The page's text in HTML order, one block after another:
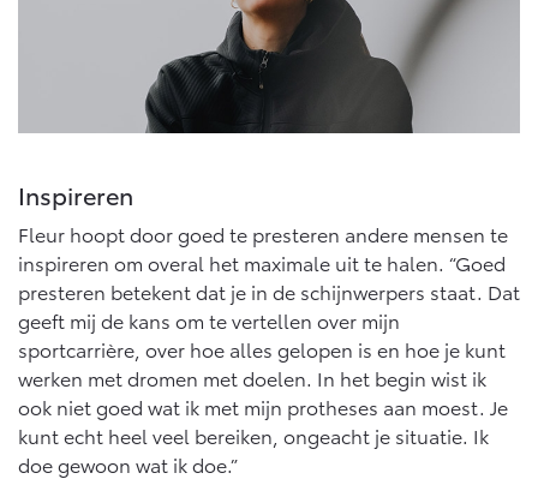
Inspireren
Fleur hoopt door goed te presteren andere mensen te
inspireren om overal het maximale uit te halen. “Goed
presteren betekent dat je in de schijnwerpers staat. Dat
geeft mij de kans om te vertellen over mijn
sportcarrière, over hoe alles gelopen is en hoe je kunt
werken met dromen met doelen. In het begin wist ik
ook niet goed wat ik met mijn protheses aan moest. Je
kunt echt heel veel bereiken, ongeacht je situatie. Ik
doe gewoon wat ik doe.”